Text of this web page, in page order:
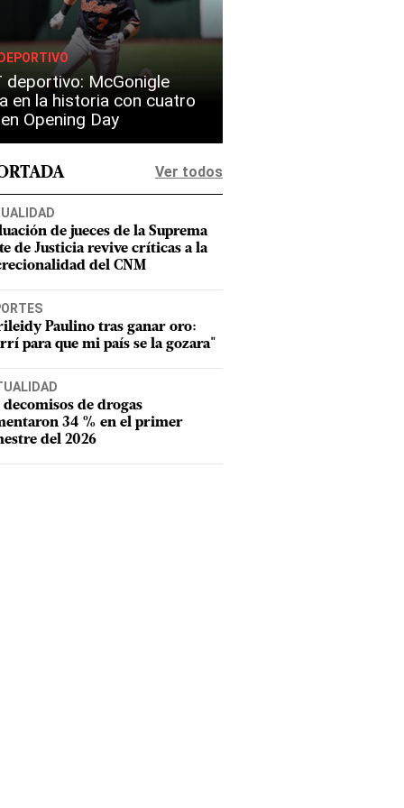
deportivo: McGonigle
en la historia con cuatro
Opening Day
Ver todos
de jueces de la Suprema
de Justicia revive críticas a la
del CNM
Paulino tras ganar oro:
para que mi país se la gozara"
decomisos de drogas
34 % en el primer
del 2026